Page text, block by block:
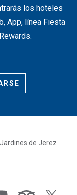
los hoteles
App, línea Fiesta
de Jerez